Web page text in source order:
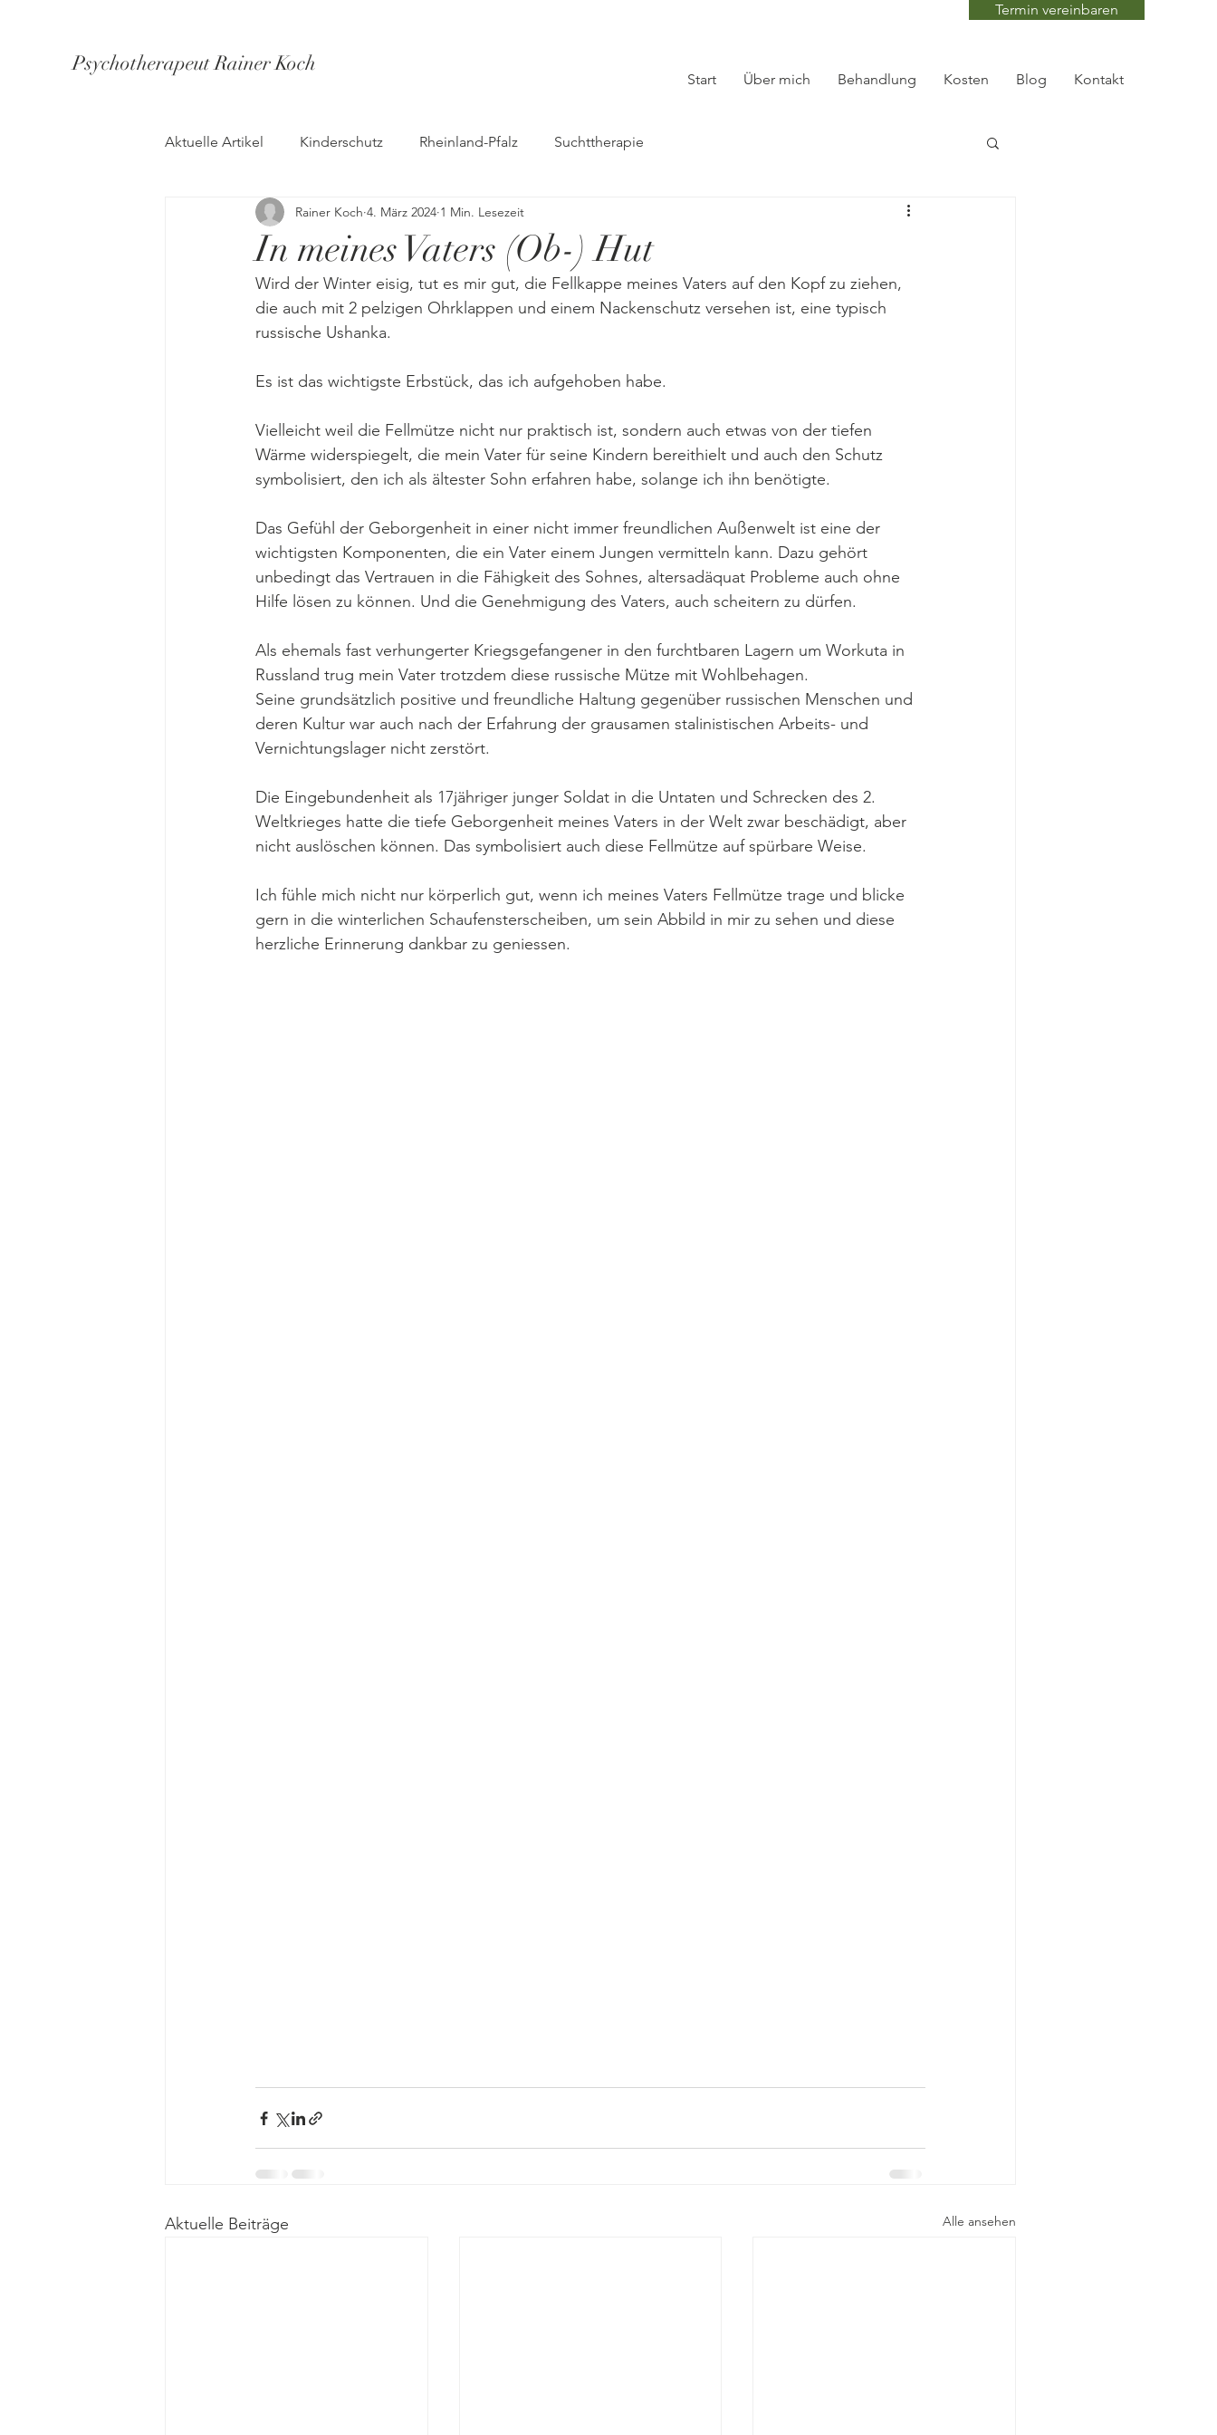
Psychotherapeut Rainer Koch
Termin vereinbaren
Start Über mich Behandlung Kosten Blog Kontakt
Aktuelle Artikel Kinderschutz Rheinland-Pfalz Suchttherapie
In meines Vaters (Ob-) Hut
Rainer Koch 4. März 2024 1 Min. Lesezeit
Wird der Winter eisig, tut es mir gut, die Fellkappe meines Vaters auf den Kopf zu ziehen,
die auch mit 2 pelzigen Ohrklappen und einem Nackenschutz versehen ist, eine typisch
russische Ushanka.
Es ist das wichtigste Erbstück, das ich aufgehoben habe.
Vielleicht weil die Fellmütze nicht nur praktisch ist, sondern auch etwas von der tiefen
Wärme widerspiegelt, die mein Vater für seine Kindern bereithielt und auch den Schutz
symbolisiert, den ich als ältester Sohn erfahren habe, solange ich ihn benötigte.
Das Gefühl der Geborgenheit in einer nicht immer freundlichen Außenwelt ist eine der
wichtigsten Komponenten, die ein Vater einem Jungen vermitteln kann. Dazu gehört
unbedingt das Vertrauen in die Fähigkeit des Sohnes, altersadäquat Probleme auch ohne
Hilfe lösen zu können. Und die Genehmigung des Vaters, auch scheitern zu dürfen.
Als ehemals fast verhungerter Kriegsgefangener in den furchtbaren Lagern um Workuta in
Russland trug mein Vater trotzdem diese russische Mütze mit Wohlbehagen.
Seine grundsätzlich positive und freundliche Haltung gegenüber russischen Menschen und
deren Kultur war auch nach der Erfahrung der grausamen stalinistischen Arbeits- und
Vernichtungslager nicht zerstört.
Die Eingebundenheit als 17jähriger junger Soldat in die Untaten und Schrecken des 2.
Weltkrieges hatte die tiefe Geborgenheit meines Vaters in der Welt zwar beschädigt, aber
nicht auslöschen können. Das symbolisiert auch diese Fellmütze auf spürbare Weise.
Ich fühle mich nicht nur körperlich gut, wenn ich meines Vaters Fellmütze trage und blicke
gern in die winterlichen Schaufensterscheiben, um sein Abbild in mir zu sehen und diese
herzliche Erinnerung dankbar zu geniessen.
Aktuelle Beiträge Alle ansehen